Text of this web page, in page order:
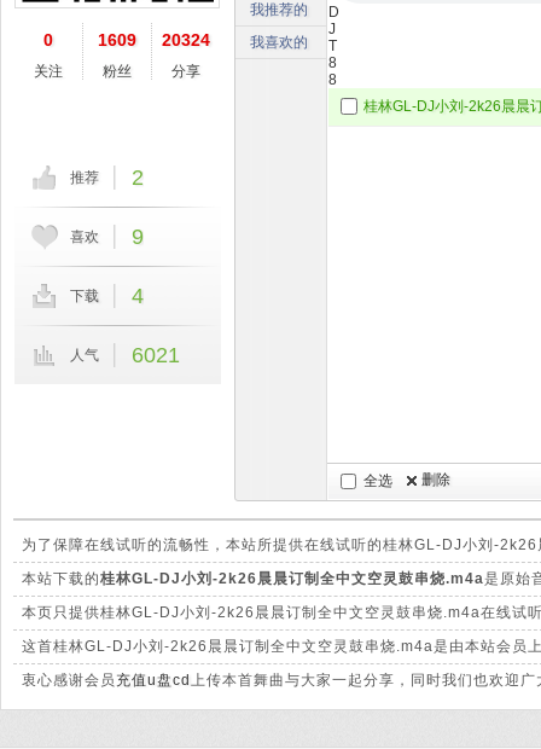
我推荐的
我喜欢的
D
J
T
8
8
全选 删除
0
关注
1609
粉丝
20324
分享
推荐 2
喜欢 9
下载 4
人气 6021
为了保障在线试听的流畅性，本站所提供在线试听的桂林GL-DJ小刘-
大的差别。
本站下载的桂林GL-DJ小刘-2k26晨晨订制全中文空灵鼓串烧.m4a是原始
晰。
本页只提供桂林GL-DJ小刘-2k26晨晨订制全中文空灵鼓串烧.m4a在线试
这首桂林GL-DJ小刘-2k26晨晨订制全中文空灵鼓串烧.m4a是由本站会员
衷心感谢会员 充值u盘cd 上传本首舞曲与大家一起分享，同时我们也欢迎